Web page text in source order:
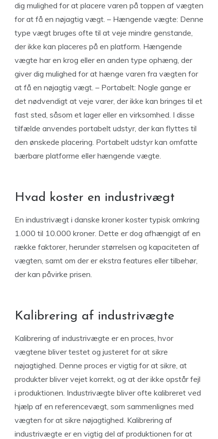
dig mulighed for at placere varen på toppen af ​​vægten
for at få en nøjagtig vægt. – Hængende vægte: Denne
type vægt bruges ofte til at veje mindre genstande,
der ikke kan placeres på en platform. Hængende
vægte har en krog eller en anden type ophæng, der
giver dig mulighed for at hænge varen fra vægten for
at få en nøjagtig vægt. – Portabelt: Nogle gange er
det nødvendigt at veje varer, der ikke kan bringes til et
fast sted, såsom et lager eller en virksomhed. I disse
tilfælde anvendes portabelt udstyr, der kan flyttes til
den ønskede placering. Portabelt udstyr kan omfatte
bærbare platforme eller hængende vægte.
Hvad koster en industrivægt
En industrivægt i danske kroner koster typisk omkring
1.000 til 10.000 kroner. Dette er dog afhængigt af en
række faktorer, herunder størrelsen og kapaciteten af
vægten, samt om der er ekstra features eller tilbehør,
der kan påvirke prisen.
Kalibrering af industrivægte
Kalibrering af industrivægte er en proces, hvor
vægtene bliver testet og justeret for at sikre
nøjagtighed. Denne proces er vigtig for at sikre, at
produkter bliver vejet korrekt, og at der ikke opstår fejl
i produktionen. Industrivægte bliver ofte kalibreret ved
hjælp af en referencevægt, som sammenlignes med
vægten for at sikre nøjagtighed. Kalibrering af
industrivægte er en vigtig del af produktionen for at